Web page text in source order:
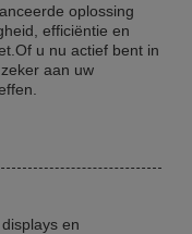
oplossing
efficiëntie en
u nu actief bent in
aan uw
en